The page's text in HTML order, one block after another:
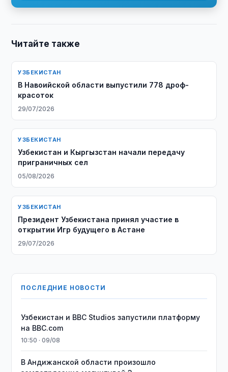
Читайте также
УЗБЕКИСТАН
В Навоийской области выпустили 778 дроф-
красоток
29/07/2026
УЗБЕКИСТАН
Узбекистан и Кыргызстан начали передачу
приграничных сел
05/08/2026
УЗБЕКИСТАН
Президент Узбекистана принял участие в
открытии Игр будущего в Астане
29/07/2026
ПОСЛЕДНИЕ НОВОСТИ
Узбекистан и BBC Studios запустили платформу
на BBC.com
10:50 · 09/08
В Андижанской области произошло